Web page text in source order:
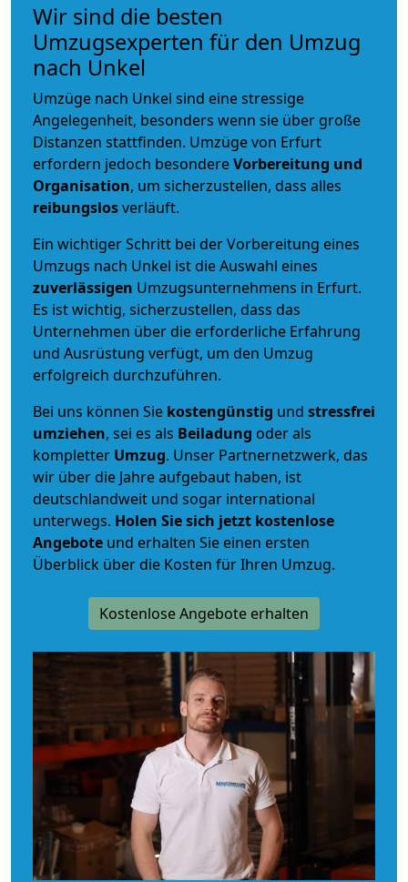
Wir sind die besten
Umzugsexperten für den Umzug
nach Unkel
Umzüge nach Unkel sind eine stressige
Angelegenheit, besonders wenn sie über große
Distanzen stattfinden. Umzüge von Erfurt
erfordern jedoch besondereVorbereitung und
Organisation, um sicherzustellen, dass alles
reibungslosverläuft.
Ein wichtiger Schritt bei der Vorbereitung eines
Umzugs nach Unkel ist die Auswahl eines
zuverlässigen Umzugsunternehmens in Erfurt.
Es ist wichtig, sicherzustellen, dass das
Unternehmen über die erforderliche Erfahrung
und Ausrüstung verfügt, um den Umzug
erfolgreich durchzuführen.
Bei uns können Sie kostengünstig und stressfrei
umziehen, sei es als Beiladung oder als
kompletter Umzug. Unser Partnernetzwerk, das
wir über die Jahre aufgebaut haben, ist
deutschlandweit und sogar international
unterwegs. Holen Sie sich jetzt kostenlose
Angebote und erhalten Sie einen ersten
Überblick über die Kosten für Ihren Umzug.
Kostenlose Angebote erhalten